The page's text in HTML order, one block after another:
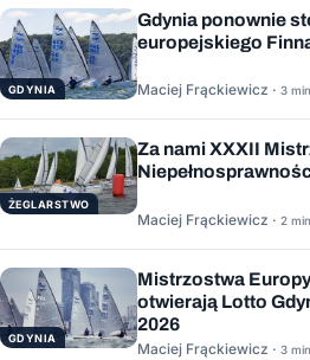
GDYNIA
Gdynia ponownie
europejskiego
Maciej Frąckiewicz · 3
ŻEGLARSTWO
Za nami XXXII
Maciej Frąckiewicz · 2
GDYNIA
Mistrzostwa
otwierają Lotto
2026
Maciej Frąckiewicz · 3